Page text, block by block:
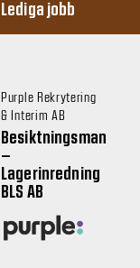
Lediga jobb
Purple Rekrytering
& Interim AB
Besiktningsman
–
Lagerinredning
BLS AB